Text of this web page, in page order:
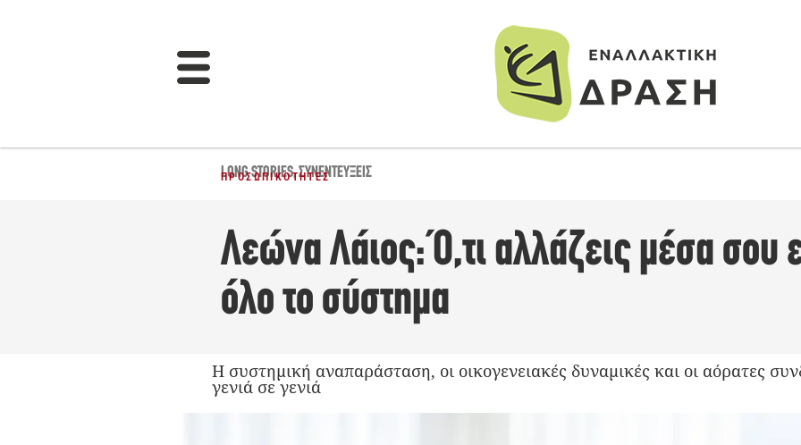
LONG STORIES,ΣΥΝΕΝΤΕΎΞΕΙΣ
ΠΡΟΣΩΠΙΚΌΤΗΤΕΣ
Λεώνα Λάιος: Ό,τι αλλάζεις μέσα σου
όλο το σύστημα
Η συστημική αναπαράσταση, οι οικογενειακές δυναμικές και οι αόρατες
γενιά σε γενιά